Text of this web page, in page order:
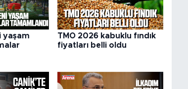
yaşam
TMO 2026 kabuklu fındık
fiyatları belli oldu